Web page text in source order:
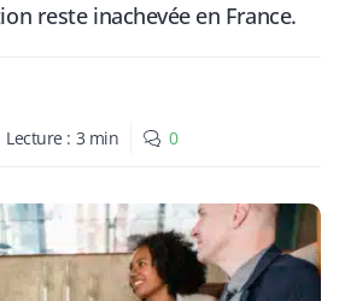
reste inachevée en France.
Lecture : 3 min 0